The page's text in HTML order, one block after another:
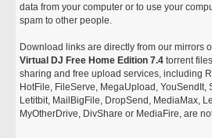
data from your computer or to use your
spam to other people.
Download links are directly from our mirrors
Virtual DJ Free Home Edition 7.4 torrent
sharing and free upload services, including
HotFile, FileServe, MegaUpload, YouSendIt,
Letitbit, MailBigFile, DropSend, MediaMax,
MyOtherDrive, DivShare or MediaFire, are